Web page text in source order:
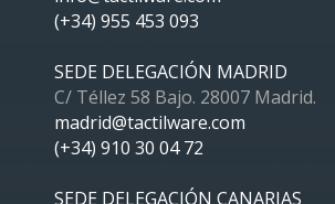
(+34) 955 453 093
SEDE DELEGACIÓN MADRID
C/ Téllez 58 Bajo. 28007 Madrid.
madrid@tactilware.com
(+34) 910 30 04 72
SEDE DELEGACIÓN CANARIAS